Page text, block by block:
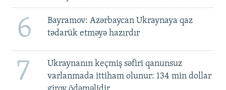
6
Bayramov: Azərbaycan Ukraynaya qaz
tədarük etməyə hazırdır
7
Ukraynanın keçmiş səfiri qanunsuz
varlanmada ittiham olunur: 134 min dollar